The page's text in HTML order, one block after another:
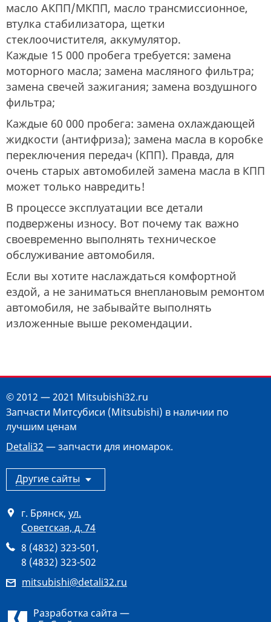
масло АКПП/МКПП, масло трансмиссионное,
втулка стабилизатора, щетки
стеклоочистителя, аккумулятор.
Каждые 15 000 пробега требуется: замена
моторного масла; замена масляного фильтра;
замена свечей зажигания; замена воздушного
фильтра;
Каждые 60 000 пробега: замена охлаждающей
жидкости (антифриза); замена масла в коробке
переключения передач (КПП). Правда, для
очень старых автомобилей замена масла в КПП
может только навредить!
В процессе эксплуатации все детали
подвержены износу. Вот почему так важно
своевременно выполнять техническое
обслуживание автомобиля.
Если вы хотите наслаждаться комфортной
ездой, а не заниматься внеплановым ремонтом
автомобиля, не забывайте выполнять
изложенные выше рекомендации.
© 2012 — 2021 Mitsubishi32.ru
Запчасти Митсубиси (Mitsubishi) в наличии по
лучшим ценам
Detali32 — запчасти для иномарок.
Другие сайты
г. Брянск, ул.
Советская, д. 74
8 (4832) 323-501,
8 (4832) 323-502
mitsubishi@detali32.ru
Разработка сайта —